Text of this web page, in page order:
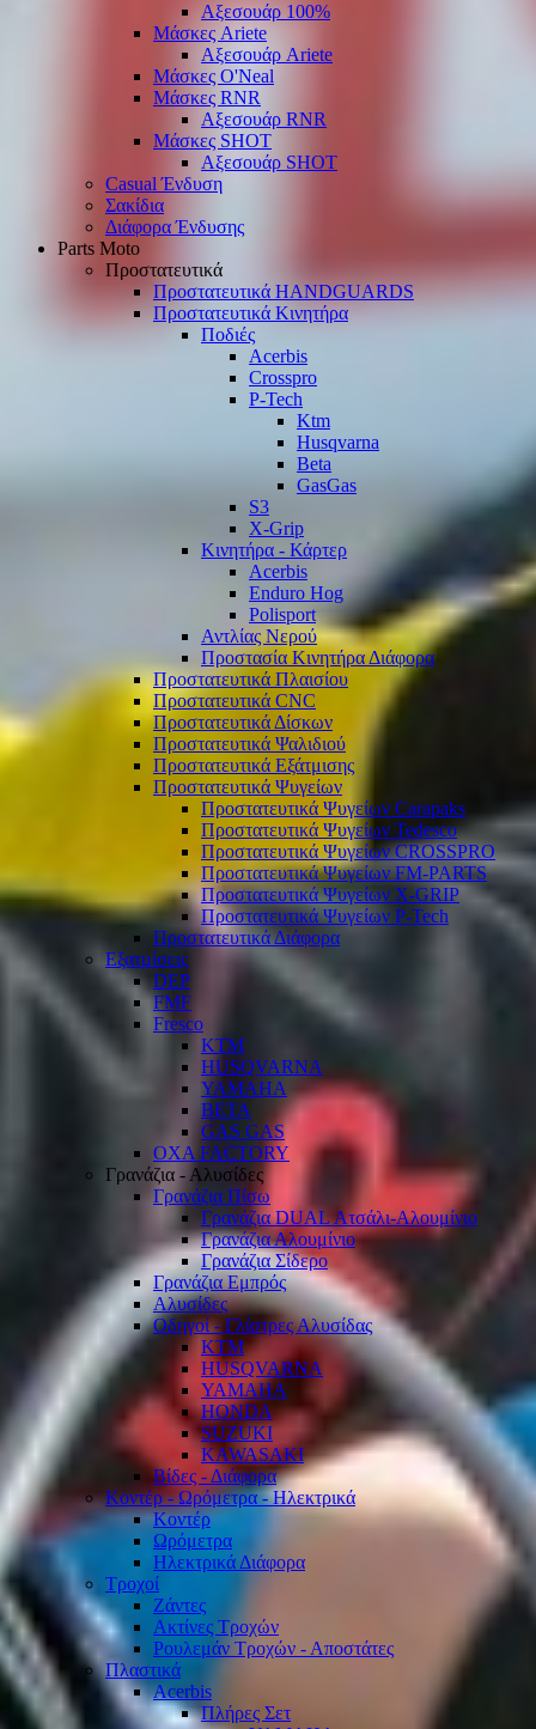
Αξεσουάρ 100%
Μάσκες Ariete
Αξεσουάρ Ariete
Μάσκες O'Neal
Μάσκες RNR
Αξεσουάρ RNR
Μάσκες SHOT
Αξεσουάρ SHOT
Casual Ένδυση
Σακίδια
Διάφορα Ένδυσης
Parts Moto
Προστατευτικά
Προστατευτικά HANDGUARDS
Προστατευτικά Κινητήρα
Ποδιές
Acerbis
Crosspro
P-Tech
Ktm
Husqvarna
Beta
GasGas
S3
X-Grip
Κινητήρα - Κάρτερ
Acerbis
Enduro Hog
Polisport
Αντλίας Νερού
Προστασία Κινητήρα Διάφορα
Προστατευτικά Πλαισίου
Προστατευτικά CNC
Προστατευτικά Δίσκων
Προστατευτικά Ψαλιδιού
Προστατευτικά Εξάτμισης
Προστατευτικά Ψυγείων
Προστατευτικά Ψυγείων Carapaks
Προστατευτικά Ψυγείων Tedesco
Προστατευτικά Ψυγείων CROSSPRO
Προστατευτικά Ψυγείων FM-PARTS
Προστατευτικά Ψυγείων X-GRIP
Προστατευτικά Ψυγείων P-Tech
Προστατευτικά Διάφορα
Εξατμίσεις
DEP
FMF
Fresco
KTM
HUSQVARNA
YAMAHA
BETA
GAS GAS
OXA FACTORY
Γρανάζια - Αλυσίδες
Γρανάζια Πίσω
Γρανάζια DUAL Ατσάλι-Αλουμίνιο
Γρανάζια Αλουμίνιο
Γρανάζια Σίδερο
Γρανάζια Εμπρός
Αλυσίδες
Οδηγοί - Γλίστρες Αλυσίδας
KTM
HUSQVARNA
YAMAHA
HONDA
SUZUKI
KAWASAKI
Βίδες - Διάφορα
Κοντέρ - Ωρόμετρα - Ηλεκτρικά
Κοντέρ
Ωρόμετρα
Ηλεκτρικά Διάφορα
Τροχοί
Ζάντες
Ακτίνες Τροχών
Ρουλεμάν Τροχών - Αποστάτες
Πλαστικά
Acerbis
Πλήρες Σετ